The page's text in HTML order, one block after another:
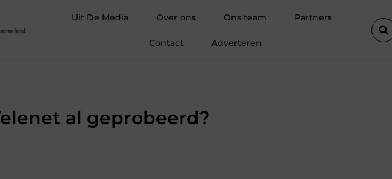
inschakelen voor een droge kelder
Uit De Media Over ons Ons team Partners
Contact Adverteren
al geprobeerd?